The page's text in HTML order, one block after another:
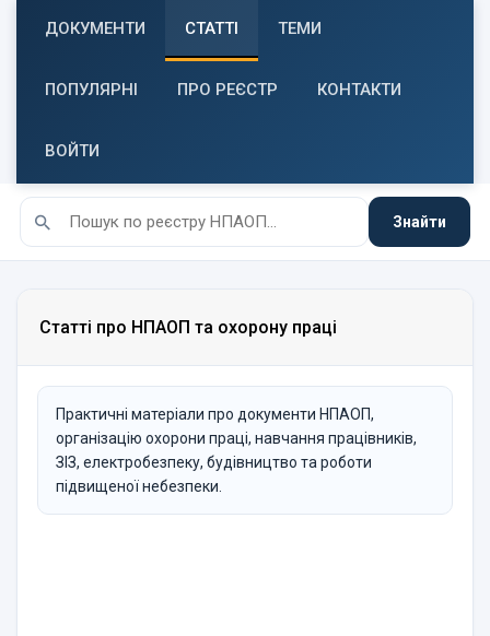
ДОКУМЕНТИ СТАТТІ ТЕМИ
ПОПУЛЯРНІ ПРО РЕЄСТР КОНТАКТИ
ВОЙТИ
Знайти
Статті про НПАОП та охорону праці
Практичні матеріали про документи НПАОП,
організацію охорони праці, навчання працівників,
ЗІЗ, електробезпеку, будівництво та роботи
підвищеної небезпеки.